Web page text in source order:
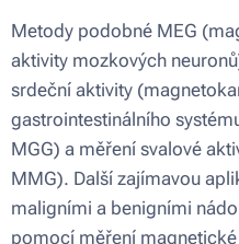
Metody podobné MEG
aktivity mozkových
srdeční aktivity
gastrointestinálního
MGG) a měření svalové
MMG). Další zajímavou
maligními a benigními
pomocí měření